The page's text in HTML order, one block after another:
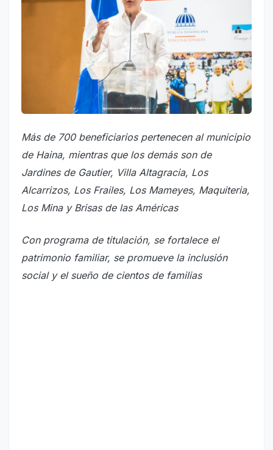
Más de 700 beneficiarios pertenecen al municipio
de Haina, mientras que los demás son de
Jardines de Gautier, Villa Altagracia, Los
Alcarrizos, Los Frailes, Los Mameyes, Maquiteria,
Los Mina y Brisas de las Américas
Con programa de titulación, se fortalece el
patrimonio familiar, se promueve la inclusión
social y el sueño de cientos de familias